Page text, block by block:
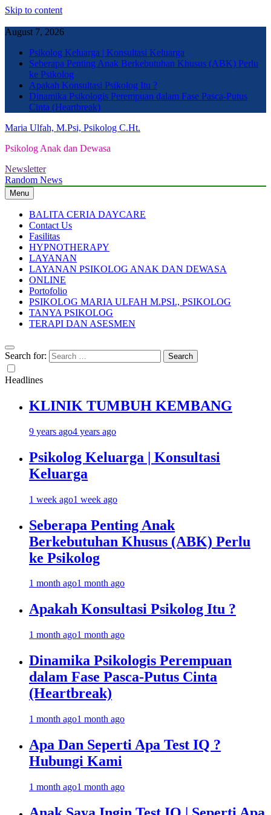
Skip to content
August 7, 2026
Psikolog Keluarga | Konsultasi Keluarga
Seberapa Penting Anak Berkebutuhan Khusus (ABK) Perlu
ke Psikolog
Apakah Konsultasi Psikolog Itu ?
Dinamika Psikologis Perempuan dalam Fase Pasca-Putus
Cinta (Heartbreak)
Maria Ulfah, M.Psi, Psikolog C.Ht.
Psikolog Anak dan Dewasa
Newsletter
Random News
Menu
BALITA CERIA DAYCARE
Contact Us
Fasilitas
HYPNOTHERAPY
LAYANAN
LAYANAN PSIKOLOG ANAK DAN DEWASA
ONLINE
Portofolio
PSIKOLOG MARIA ULFAH M.PSI., PSIKOLOG
TANYA PSIKOLOG
TERAPI DAN ASESMEN
Search for:
Headlines
KLINIK TUMBUH KEMBANG
9 years ago4 years ago
Psikolog Keluarga | Konsultasi
Keluarga
1 week ago1 week ago
Seberapa Penting Anak
Berkebutuhan Khusus (ABK) Perlu
ke Psikolog
1 month ago1 month ago
Apakah Konsultasi Psikolog Itu ?
1 month ago1 month ago
Dinamika Psikologis Perempuan
dalam Fase Pasca-Putus Cinta
(Heartbreak)
1 month ago1 month ago
Apa Dan Seperti Apa Test IQ ?
Hubungi Kami
1 month ago1 month ago